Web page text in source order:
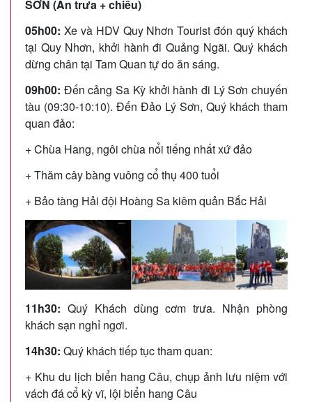
SƠN (Ăn trưa + chiều)
05h00: Xe và HDV Quy Nhơn Tourist đón quý khách
tại Quy Nhơn, khởi hành đi Quảng Ngãi. Quý khách
dừng chân tại Tam Quan tự do ăn sáng.
09h00: Đến cảng Sa Kỳ khởi hành đi Lý Sơn chuyến
tàu (09:30-10:10). Đến Đảo Lý Sơn, Quý khách tham
quan đảo:
+ Chùa Hang, ngôi chùa nổi tiếng nhất xứ đảo
+ Thăm cây bàng vuông cổ thụ 400 tuổi
+ Bảo tàng Hải đội Hoàng Sa kiêm quản Bắc Hải
11h30: Quý Khách dùng cơm trưa. Nhận phòng
khách sạn nghỉ ngơi.
14h30: Quý khách tiếp tục tham quan:
+ Khu du lịch biển hang Câu, chụp ảnh lưu niệm với
vách đá cổ kỳ vĩ, lội biển hang Câu